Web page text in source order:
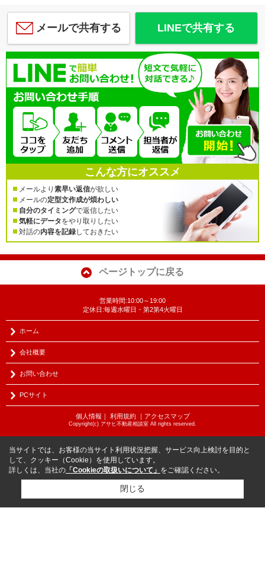
メールで共有する LINEで共有する
こんな方にオススメ
メールより 素早い返信が欲しい
メールの定型文作成が煩わしい
自分のタイミングで返信したい
気軽にデータをやり取りしたい
対話の内容を記録しておきたい
ページトップに戻る
営業時間:10:00～19:00
定休日:毎週水曜日・第2第4火曜日
ホーム
会社概要
お問い合わせ
PCサイト
個人情報 ｜ 利用規約｜ アクセスマップ
Copyright(c) アサヒ不動産相談室 All rights reserved.
当サイトでは、お客様の当サイト利用状況把握、サービス向上検討を目的と
して、クッキー（Cookie）を使用しています。
詳しくは、当社の 「Cookieの取扱いについて」 をご確認ください。
閉じる